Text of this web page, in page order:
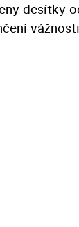
desítky
emigranta